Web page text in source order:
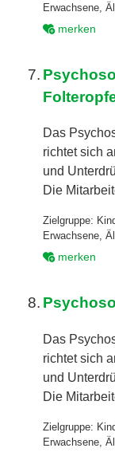
Erwachsene ,
merken
7.
Das
richtet sich
und
Die
Zielgruppe:
Erwachsene,
merken
8.
Das
richtet sich
und
Die
Zielgruppe:
Erwachsene,